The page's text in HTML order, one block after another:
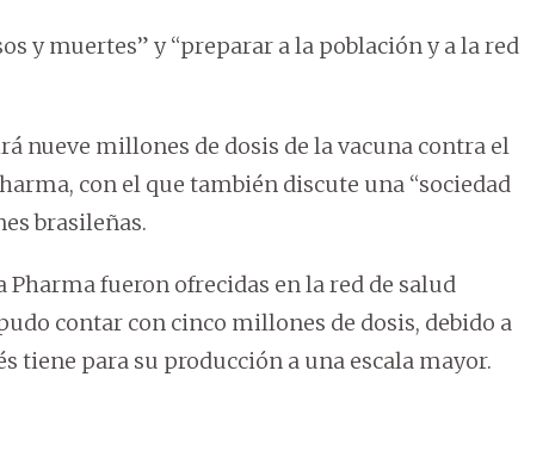
y muertes” y “preparar a la población y a la red
nueve millones de dosis de la vacuna contra el
con el que también discute una “sociedad
brasileñas.
Pharma fueron ofrecidas en la red de salud
contar con cinco millones de dosis, debido a
para su producción a una escala mayor.